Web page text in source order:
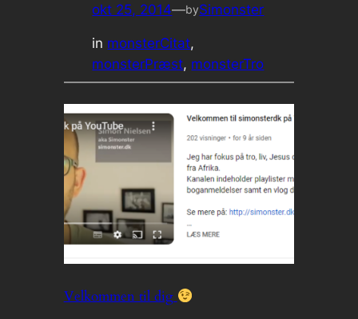
okt 25, 2014—bySimonster
in monsterCitat
monsterPræst, monsterTro
Velkommen til dig